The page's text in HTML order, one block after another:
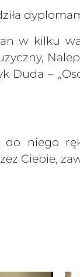
w kilku
Duda –
niego
Ciebie,